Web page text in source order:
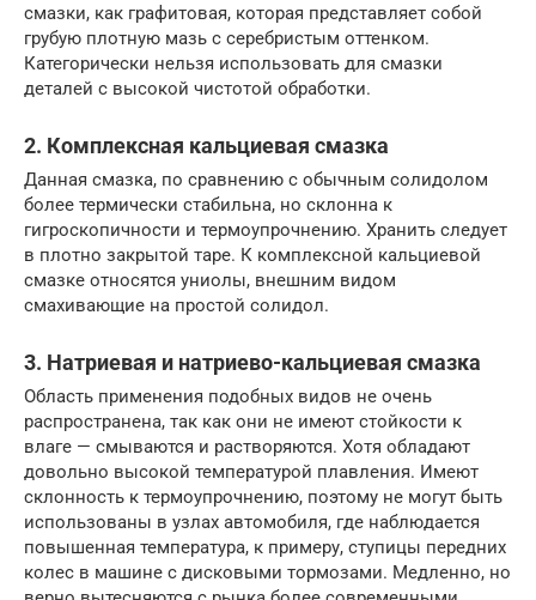
смазки, как графитовая, которая представляет собой
грубую плотную мазь с серебристым оттенком.
Категорически нельзя использовать для смазки
деталей с высокой чистотой обработки.
2. Комплексная кальциевая смазка
Данная смазка, по сравнению с обычным солидолом
более термически стабильна, но склонна к
гигроскопичности и термоупрочнению. Хранить следует
в плотно закрытой таре. К комплексной кальциевой
смазке относятся униолы, внешним видом
смахивающие на простой солидол.
3. Натриевая и натриево-кальциевая смазка
Область применения подобных видов не очень
распространена, так как они не имеют стойкости к
влаге — смываются и растворяются. Хотя обладают
довольно высокой температурой плавления. Имеют
склонность к термоупрочнению, поэтому не могут быть
использованы в узлах автомобиля, где наблюдается
повышенная температура, к примеру, ступицы передних
колес в машине с дисковыми тормозами. Медленно, но